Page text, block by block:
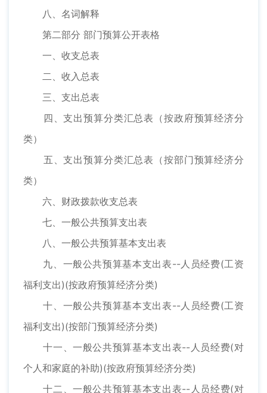
八、名词解释
第二部分 部门预算公开表格
一、收支总表
二、收入总表
三、支出总表
四、支出预算分类汇总表（按政府预算经济分
类）
五、支出预算分类汇总表（按部门预算经济分
类）
六、财政拨款收支总表
七、一般公共预算支出表
八、一般公共预算基本支出表
九、一般公共预算基本支出表--人员经费(工资
福利支出)(按政府预算经济分类)
十、一般公共预算基本支出表--人员经费(工资
福利支出)(按部门预算经济分类)
十一、一般公共预算基本支出表--人员经费(对
个人和家庭的补助)(按政府预算经济分类)
十二、一般公共预算基本支出表--人员经费(对